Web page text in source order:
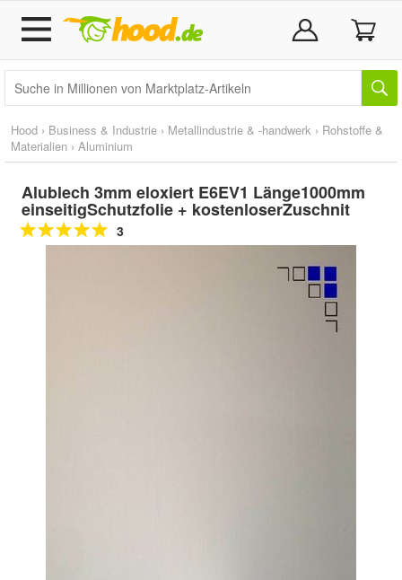
Hood › Business & Industrie › Metallindustrie & -handwerk › Rohstoffe &
Materialien › Aluminium
Alublech 3mm eloxiert E6EV1 Länge1000mm
einseitigSchutzfolie + kostenloserZuschnit
3